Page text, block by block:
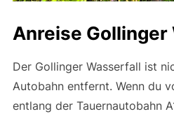
Anreise Gollinger
Der Gollinger Wasserfall ist
Autobahn entfernt. Wenn du
entlang der Tauernautobahn